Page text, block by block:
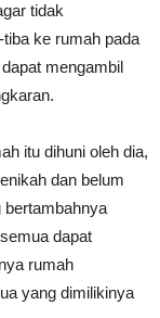
tidak
ke rumah pada
mengambil
itu dihuni oleh dia,
dan belum
bertambahnya
dapat
rumah
yang dimilikinya